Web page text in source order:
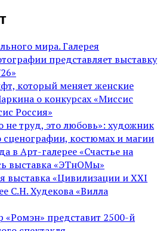
мира. Галерея
представляет выставку
который меняет женские
о конкурсах «Миссис
Россия»
не труд, это любовь»: художник
сценографии, костюмах и магии
в Арт-галерее «Счастье на
выставка «ЭТнОМы»
выставка «Цивилизации и ХХI
С.Н. Худекова «Вилла
«Ромэн» представит 2500-й